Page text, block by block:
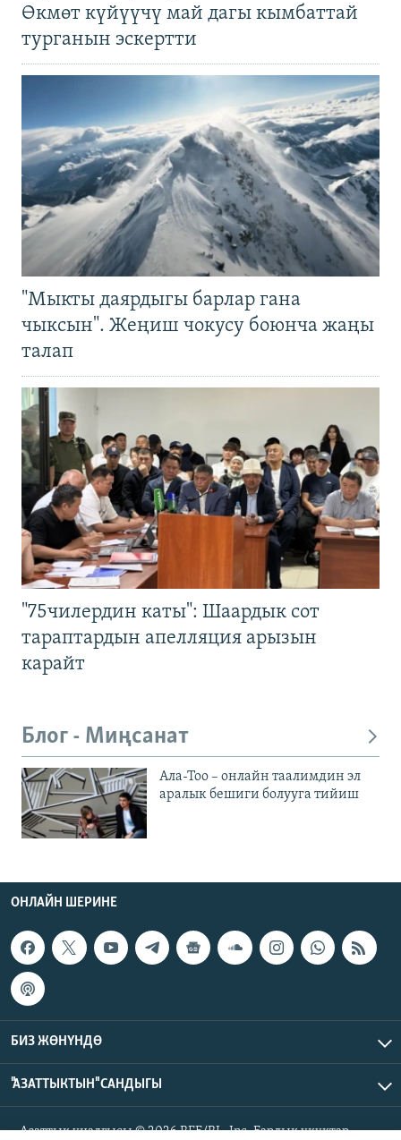
Өкмөт күйүүчү май дагы кымбаттай
турганын эскертти
"Мыкты даярдыгы барлар гана
чыксын". Жеңиш чокусу боюнча жаңы
талап
"75чилердин каты": Шаардык сот
тараптардын апелляция арызын
карайт
Блог - Миңсанат
Ала-Тоо – онлайн таалимдин эл
аралык бешиги болууга тийиш
ОНЛАЙН ШЕРИНЕ
БИЗ ЖӨНҮНДӨ
"АЗАТТЫКТЫН" САНДЫГЫ
Азаттык үналгысы © 2026 RFE/RL, Inc. Бардык укуктар